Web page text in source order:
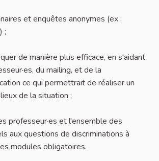
et enquêtes anonymes (ex :
;
de manière plus efficace, en s'aidant
du mailing, et de la
ce qui permettrait de réaliser un
de la situation ;
professeur·es et l'ensemble des
aux questions de discriminations à
modules obligatoires.